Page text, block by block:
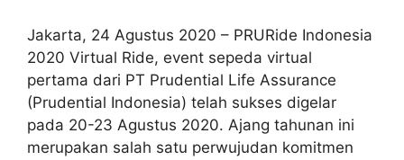
Jakarta, 24 Agustus 2020 – PRURide Indonesia
2020 Virtual Ride, event sepeda virtual
pertama dari PT Prudential Life Assurance
(Prudential Indonesia) telah sukses digelar
pada 20-23 Agustus 2020. Ajang tahunan ini
merupakan salah satu perwujudan komitmen